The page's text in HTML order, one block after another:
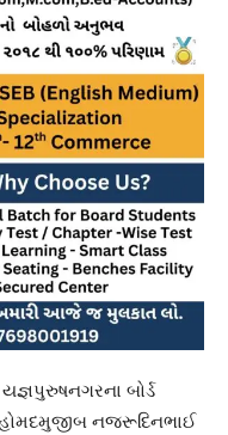
બોર્ડ
નજરૂદિનભાઈ